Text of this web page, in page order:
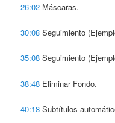
26:02 Máscaras.
30:08 Seguimiento
35:08 Seguimiento
38:48 Eliminar Fondo.
40:18 Subtítulos